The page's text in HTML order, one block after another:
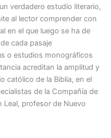
verdadero estudio literario,
al lector comprender con
en el que luego se ha de
cada pasaje
o estudios monográficos
acreditan la amplitud y
católico de la Biblia, en el
de la Compañía de
Leal, profesor de Nuevo